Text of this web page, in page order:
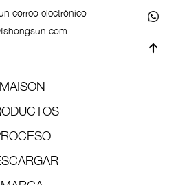
correo electrónico
MAISON